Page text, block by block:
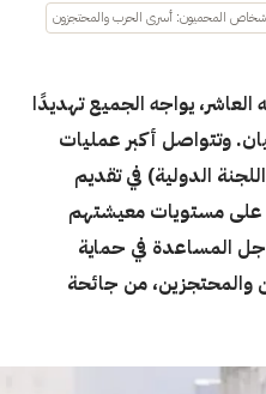
المحميون: أسرى الحرب والمحتجزون
يواجه الجميع تهديدًا
وتتواصل أكبر عمليات
الدولية) في تقديم
على مستويات معيشتهم
المساعدة في حماية
والمحتجزين، من جائحة